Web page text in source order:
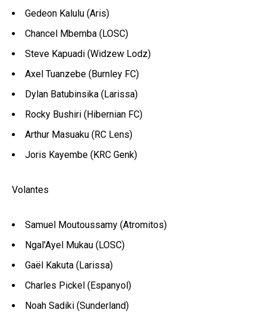
Gedeon Kalulu (Aris)
Chancel Mbemba (LOSC)
Steve Kapuadi (Widzew Lodz)
Axel Tuanzebe (Burnley FC)
Dylan Batubinsika (Larissa)
Rocky Bushiri (Hibernian FC)
Arthur Masuaku (RC Lens)
Joris Kayembe (KRC Genk)
Volantes
Samuel Moutoussamy (Atromitos)
Ngal’Ayel Mukau (LOSC)
Gaël Kakuta (Larissa)
Charles Pickel (Espanyol)
Noah Sadiki (Sunderland)